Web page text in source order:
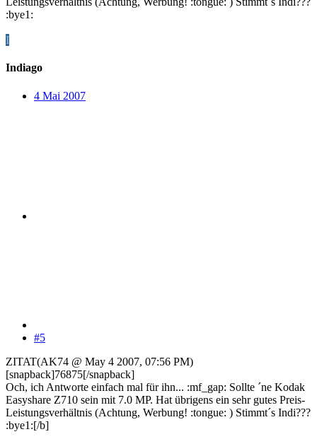
:bye1:
I
Indiago
4 Mai 2007
#5
ZITAT(AK74 @ May 4 2007, 07:56 PM)
[snapback]76875[/snapback]
Och, ich Antworte einfach mal für ihn... :mf_gap: Sollte ´ne Kodak
Easyshare Z710 sein mit 7.0 MP. Hat übrigens ein sehr gutes Preis-
Leistungsverhältnis (Achtung, Werbung! :tongue: ) Stimmt´s Indi???
:bye1:[/b]